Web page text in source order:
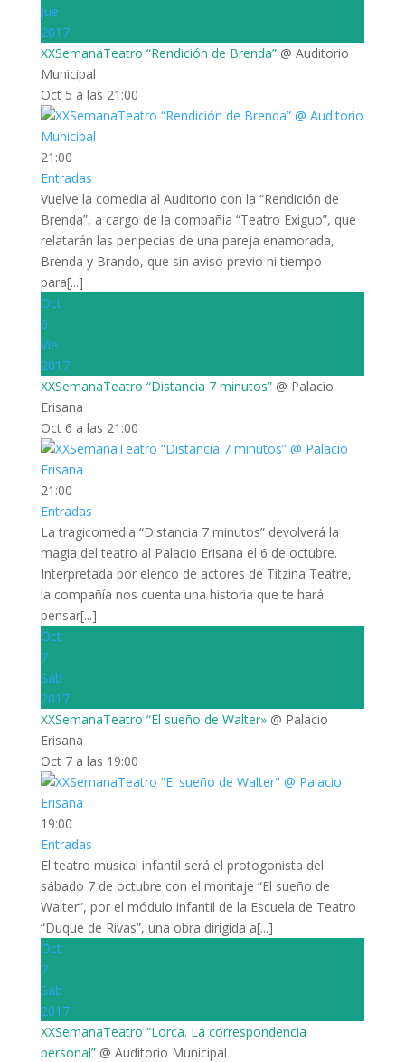
Jue
2017
XXSemanaTeatro “Rendición de Brenda” @ Auditorio
Municipal
Oct 5 a las 21:00
21:00
Entradas
Vuelve la comedia al Auditorio con la “Rendición de
Brenda”, a cargo de la compañía “Teatro Exiguo”, que
relatarán las peripecias de una pareja enamorada,
Brenda y Brando, que sin aviso previo ni tiempo
para[...]
Oct
6
Vie
2017
XXSemanaTeatro “Distancia 7 minutos” @ Palacio
Erisana
Oct 6 a las 21:00
21:00
Entradas
La tragicomedia “Distancia 7 minutos” devolverá la
magia del teatro al Palacio Erisana el 6 de octubre.
Interpretada por elenco de actores de Titzina Teatre,
la compañía nos cuenta una historia que te hará
pensar[...]
Oct
7
Sáb
2017
XXSemanaTeatro “El sueño de Walter» @ Palacio
Erisana
Oct 7 a las 19:00
19:00
Entradas
El teatro musical infantil será el protogonista del
sábado 7 de octubre con el montaje “El sueño de
Walter”, por el módulo infantil de la Escuela de Teatro
“Duque de Rivas”, una obra dirigida a[...]
Oct
7
Sáb
2017
XXSemanaTeatro “Lorca. La correspondencia
personal” @ Auditorio Municipal